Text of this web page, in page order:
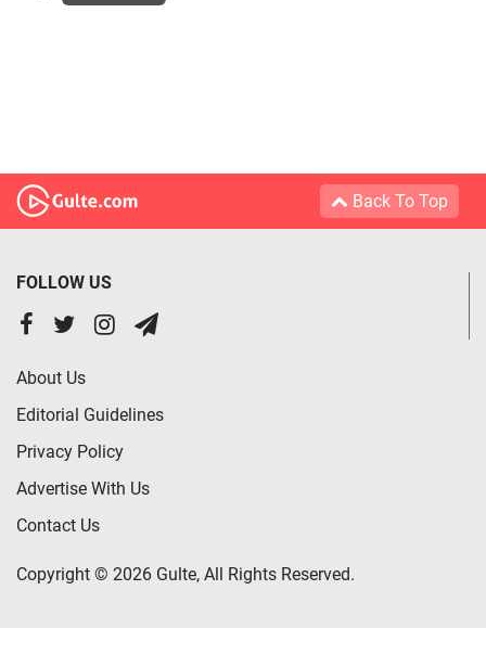
Back To Top
FOLLOW US
About Us
Editorial Guidelines
Privacy Policy
Advertise With Us
Contact Us
Copyright © 2026 Gulte, All Rights Reserved.